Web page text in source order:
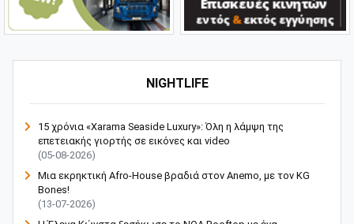
NIGHTLIFE
15 χρόνια «Xarama Seaside Luxury»: Όλη η λάμψη της
επετειακής γιορτής σε εικόνες και video
(05-08-2026)
Μια εκρηκτική Afro-House βραδιά στον Anemo, με τον KG
Bones!
(13-07-2026)